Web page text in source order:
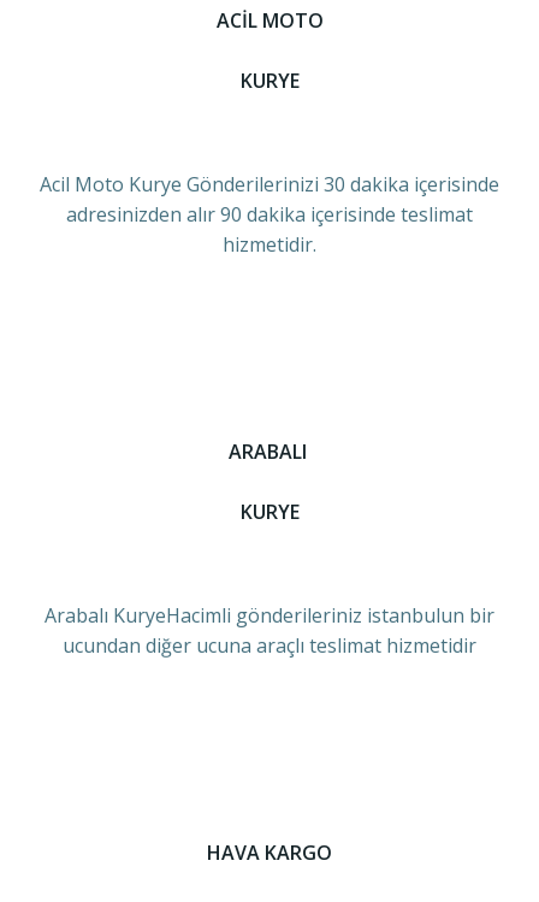
ACİL MOTO
KURYE
Acil Moto Kurye Gönderilerinizi 30 dakika içerisinde
adresinizden alır 90 dakika içerisinde teslimat
hizmetidir.
ARABALI
KURYE
Arabalı KuryeHacimli gönderileriniz istanbulun bir
ucundan diğer ucuna araçlı teslimat hizmetidir
HAVA KARGO